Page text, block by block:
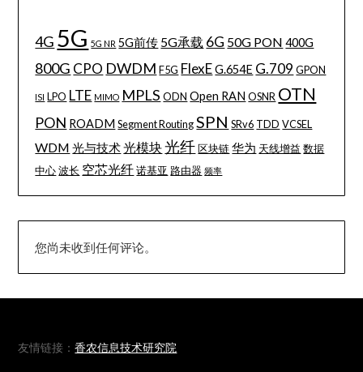
4G 5G 5G NR 5G前传 5G承载 6G 50G PON 400G
800G CPO DWDM F5G FlexE G.654E G.709 GPON
ISI LPO LTE MIMO MPLS ODN Open RAN OSNR OTN
PON ROADM Segment Routing SPN SRv6 TDD VCSEL
WDM 光与技术 光模块光纤 区块链 华为 天线增益 数据
中心 波长 空芯光纤 诺基亚 路由器 频率
您尚未收到任何评论。
友情链接：香农信息技术研究院